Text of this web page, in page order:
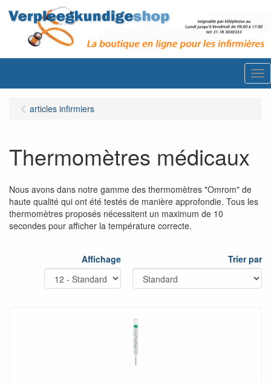
articles infirmiers
Thermomètres médicaux
Nous avons dans notre gamme des thermomètres "Omrom" de
haute qualité qui ont été testés de manière approfondie. Tous les
thermomètres proposés nécessitent un maximum de 10
secondes pour afficher la température correcte.
Affichage Trier par